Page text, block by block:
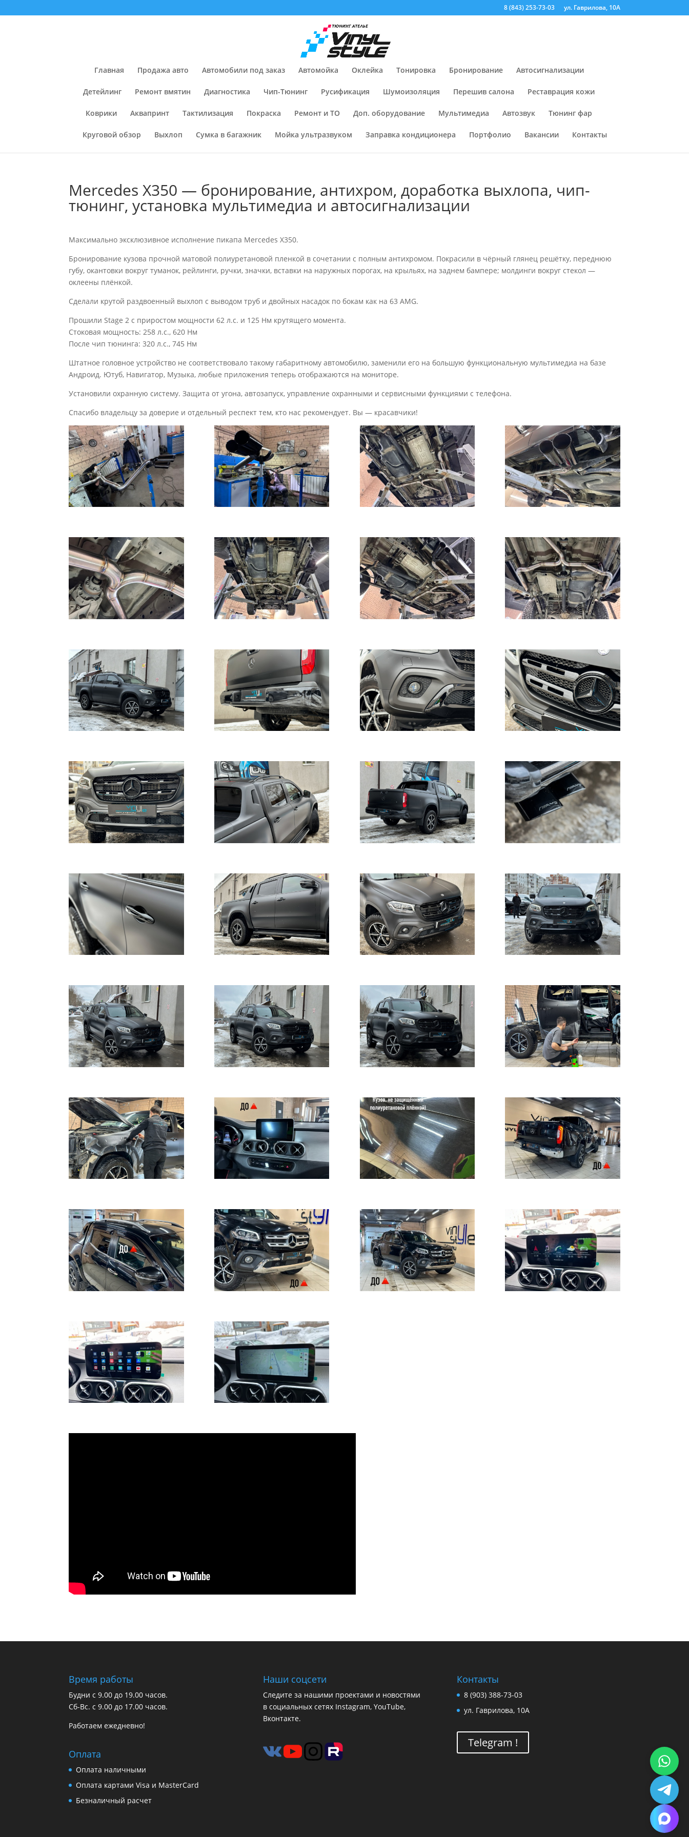
8 (843) 253-73-03 ул. Гаврилова, 10А
Главная Продажа авто Автомобили под заказ Автомойка Оклейка Тонировка Бронирование Автосигнализации
Детейлинг Ремонт вмятин Диагностика Чип-Тюнинг Русификация Шумоизоляция Перешив салона Реставрация кожи
Коврики Аквапринт Тактилизация Покраска Ремонт и ТО Доп. оборудование Мультимедиа Автозвук Тюнинг фар
Круговой обзор Выхлоп Сумка в багажник Мойка ультразвуком Заправка кондиционера Портфолио Вакансии Контакты
Mercedes X350 — бронирование, антихром, доработка выхлопа, чип-
тюнинг, установка мультимедиа и автосигнализации
Максимально эксклюзивное исполнение пикапа Mercedes X350.
Бронирование кузова прочной матовой полиуретановой пленкой в сочетании с полным антихромом. Покрасили в чёрный глянец решётку, переднюю
губу, окантовки вокруг туманок, рейлинги, ручки, значки, вставки на наружных порогах, на крыльях, на заднем бампере; молдинги вокруг стекол —
оклеены плёнкой.
Сделали крутой раздвоенный выхлоп с выводом труб и двойных насадок по бокам как на 63 AMG.
Прошили Stage 2 с приростом мощности 62 л.с. и 125 Нм крутящего момента.
Стоковая мощность: 258 л.с., 620 Нм
После чип тюнинга: 320 л.с., 745 Нм
Штатное головное устройство не соответствовало такому габаритному автомобилю, заменили его на большую функциональную мультимедиа на базе
Андроид. Ютуб, Навигатор, Музыка, любые приложения теперь отображаются на мониторе.
Установили охранную систему. Защита от угона, автозапуск, управление охранными и сервисными функциями с телефона.
Спасибо владельцу за доверие и отдельный респект тем, кто нас рекомендует. Вы — красавчики!
Время работы
Будни с 9.00 до 19.00 часов.
Сб-Вс. с 9.00 до 17.00 часов.
Работаем ежедневно!
Оплата
Оплата наличными
Оплата картами Visa и MasterCard
Безналичный расчет
Наши соцсети
Следите за нашими проектами и новостями
в социальных сетях Instagram, YouTube,
Вконтакте.
Контакты
8 (903) 388-73-03
ул. Гаврилова, 10А
Telegram !